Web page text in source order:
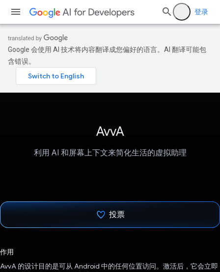
登录
Google 会使用 AI 技术将内容翻译成您偏好的语言。AI 翻译可能包
含错误。
AvvA
利用 AI 和屏幕上下文来简化生活的虚拟助理
投票
作用
AvvA 的设计目的是可从 Android 中的任何位置访问。激活后，它会立即